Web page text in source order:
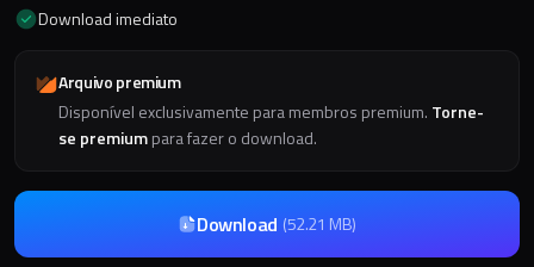
Download imediato
Arquivo premium
Disponível exclusivamente para membros premium. Torne-
se premiumpara fazer o download.
Download (52.21 MB)